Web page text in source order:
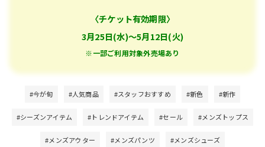
〈チケット有効期限〉
3月25日(水)～5月12日(火)
※一部ご利用対象外売場あり
#今が旬 #人気商品 #スタッフおすすめ #新色 #新作
#シーズンアイテム #トレンドアイテム #セール #メンズトップス
#メンズアウター #メンズパンツ #メンズシューズ